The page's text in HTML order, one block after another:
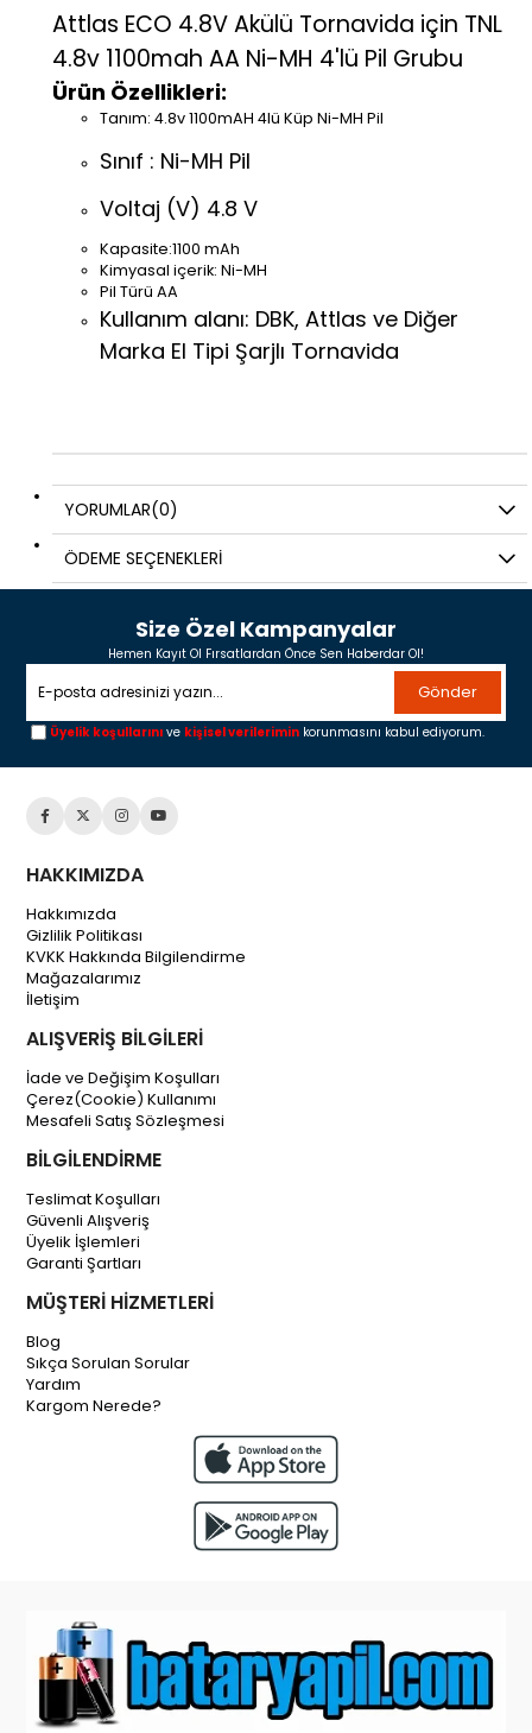
Attlas ECO 4.8V Akülü Tornavida için TNL
4.8v 1100mah AA Ni-MH 4'lü Pil Grubu
Ürün Özellikleri:
Tanım: 4.8v 1100mAH 4lü Küp Ni-MH Pil
Sınıf : Ni-MH Pil
Voltaj (V) 4.8 V
Kapasite:1100 mAh
Kimyasal içerik: Ni-MH
Pil Türü AA
Kullanım alanı: DBK, Attlas ve Diğer
Marka El Tipi Şarjlı Tornavida
YORUMLAR(0)
ÖDEME SEÇENEKLERI
Size Özel Kampanyalar
Hemen Kayıt Ol Fırsatlardan Önce Sen Haberdar Ol!
Gönder
Üyelik koşullarını ve kişisel verilerimin korunmasını kabul ediyorum.
HAKKIMIZDA
Hakkımızda
Gizlilik Politikası
KVKK Hakkında Bilgilendirme
Mağazalarımız
İletişim
ALIŞVERİŞ BİLGİLERİ
İade ve Değişim Koşulları
Çerez(Cookie) Kullanımı
Mesafeli Satış Sözleşmesi
BİLGİLENDİRME
Teslimat Koşulları
Güvenli Alışveriş
Üyelik İşlemleri
Garanti Şartları
MÜŞTERİ HİZMETLERİ
Blog
Sıkça Sorulan Sorular
Yardım
Kargom Nerede?